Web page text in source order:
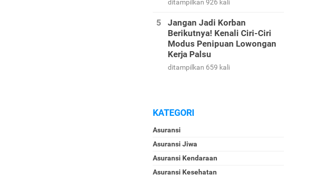
ditampilkan 926 kali
Jangan Jadi Korban
Berikutnya! Kenali Ciri-Ciri
Modus Penipuan Lowongan
Kerja Palsu
ditampilkan 659 kali
KATEGORI
Asuransi
Asuransi Jiwa
Asuransi Kendaraan
Asuransi Kesehatan